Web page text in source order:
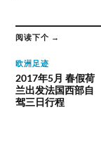
阅读下个 →
欧洲足迹
2017年5月 春假荷
兰出发法国西部自
驾三日行程